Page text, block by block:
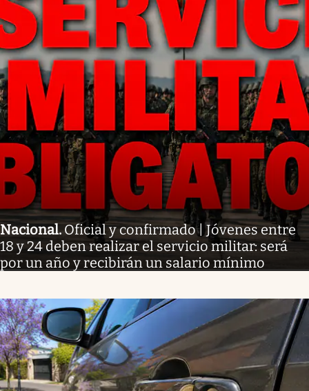
Nacional. Oficial y confirmado | Jóvenes entre
18 y 24 deben realizar el servicio militar: será
por un año y recibirán un salario mínimo